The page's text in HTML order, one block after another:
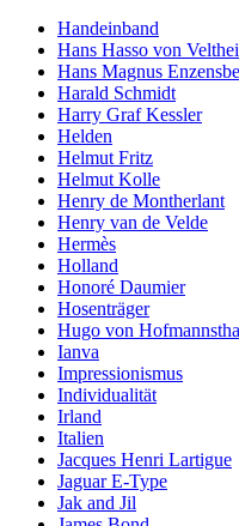
Handeinband
Hans Hasso von
Hans Magnus
Harald Schmidt
Harry Graf Kessler
Helden
Helmut Fritz
Helmut Kolle
Henry de Montherlant
Henry van de Velde
Hermès
Holland
Honoré Daumier
Hosenträger
Hugo von
Ianva
Impressionismus
Individualität
Irland
Italien
Jacques Henri Lartigue
Jaguar E-Type
Jak and Jil